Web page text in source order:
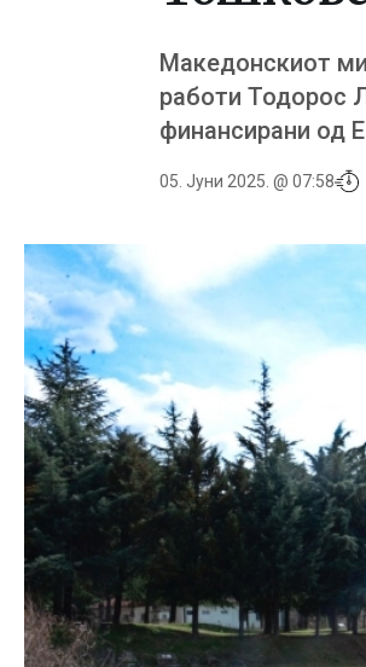
Македонскиот
работи Тодорос
финансирани од
05. Јуни 2025. @ 07:58